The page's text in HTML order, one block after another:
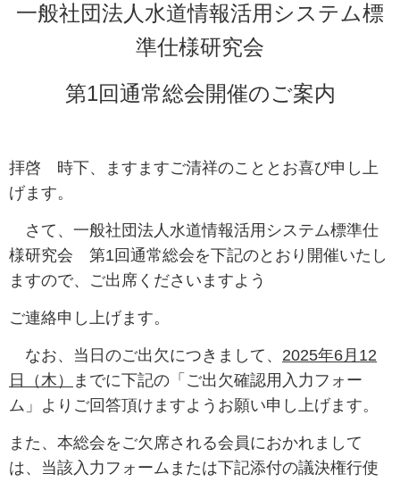
一般社団法人水道情報活用システム標
準仕様研究会
第1回通常総会開催のご案内
拝啓 時下、ますますご清祥のこととお喜び申し上
げます。
さて、一般社団法人水道情報活用システム標準仕
様研究会 第1回通常総会を下記のとおり開催いたし
ますので、ご出席くださいますよう
ご連絡申し上げます。
なお、当日のご出欠につきまして、 2025年6月12
日（木）
までに下記の「ご出欠確認用入力フォー
ム」よりご回答頂けますようお願い申し上げます。
また、本総会をご欠席される会員におかれまして
は、当該入力フォームまたは下記添付の議決権行使